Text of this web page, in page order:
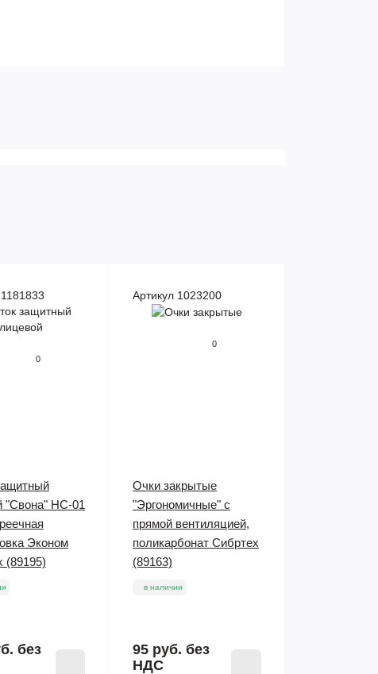
0
"Свона" НС-01
Эконом
(89195)
без
Артикул 1023200
0
Очки закрытые
"Эргономичные" с
прямой вентиляцией,
поликарбонат Сибртех
(89163)
в наличии
95 руб. без
НДС